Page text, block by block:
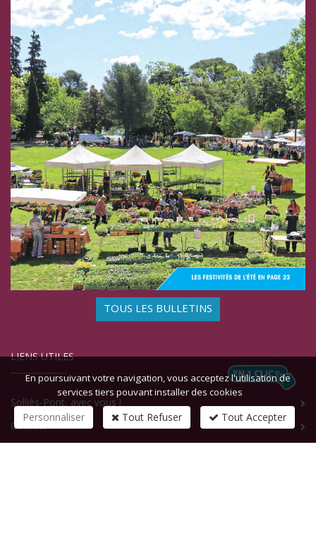
TOUS LES BULLETINS
LIENS UTILES
Solliès-Pont, avec vous !
Contact
En poursuivant votre navigation, vous acceptez l'utilisation de
services tiers pouvant installer des cookies
Personnaliser Tout Refuser Tout Accepter